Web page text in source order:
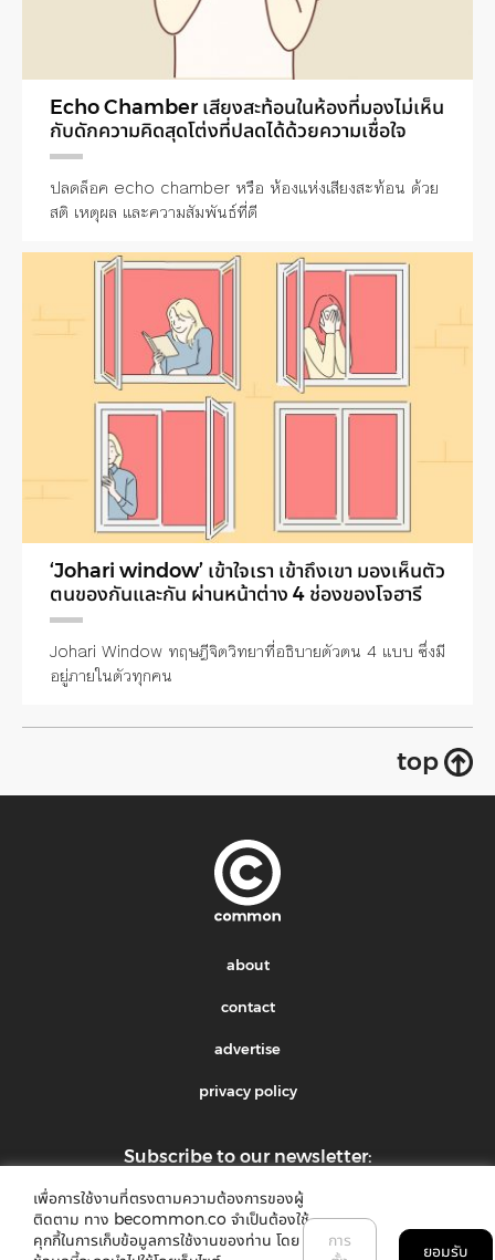
Echo Chamber เสียงสะท้อนในห้องที่มองไม่เห็น
กับดักความคิดสุดโต่งที่ปลดได้ด้วยความเชื่อใจ
ปลดล็อค echo chamber หรือ ห้องแห่งเสียงสะท้อน ด้วย
สติ เหตุผล และความสัมพันธ์ที่ดี
‘Johari window’ เข้าใจเรา เข้าถึงเขา มองเห็นตัว
ตนของกันและกัน ผ่านหน้าต่าง 4 ช่องของโจฮารี
Johari Window ทฤษฎีจิตวิทยาที่อธิบายตัวตน 4 แบบ ซึ่งมี
อยู่ภายในตัวทุกคน
top
about
contact
advertise
privacy policy
Subscribe to our newsletter:
submit
เพื่อการใช้งานที่ตรงตามความต้องการของผู้
ติดตาม ทาง becommon.co จำเป็นต้องใช้
คุกกี้ในการเก็บข้อมูลการใช้งานของท่าน โดย
การ
ยอมรับ